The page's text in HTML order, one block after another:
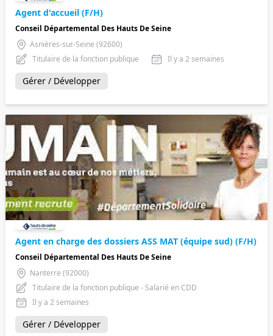
Agent d'accueil (F/H)
Conseil Départemental Des Hauts De Seine
Asnières-sur-Seine (92600)
Titulaire de la fonction publique
Il y a 2 semaines
Gérer / Développer
Agent en charge des dossiers ASS MAT (équipe sud) (F/H)
Conseil Départemental Des Hauts De Seine
Nanterre (92000)
Titulaire de la fonction publique - Salarié en CDD
Il y a 2 semaines
Gérer / Développer